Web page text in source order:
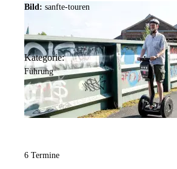
Bild: sanfte-touren
Kategorie:
Führung
6 Termine